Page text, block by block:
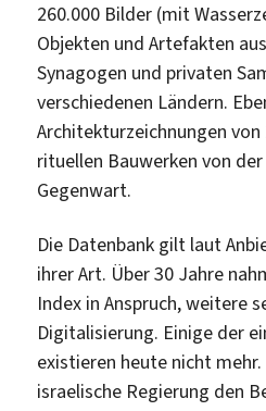
260.000 Bilder (mit
Objekten und Artefakten
Synagogen und privaten
verschiedenen Ländern.
Architekturzeichnungen
rituellen Bauwerken von
Gegenwart.
Die Datenbank gilt laut
ihrer Art. Über 30 Jahre
Index in Anspruch, weitere
Digitalisierung. Einige der
existieren heute nicht
israelische Regierung den